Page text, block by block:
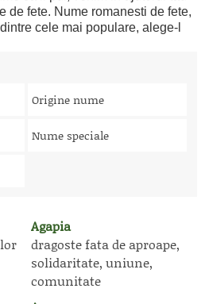
de fete. Nume romanesti de fete,
cele mai populare, alege-l
Origine nume
Nume speciale
Agapia
dragoste fata de aproape,
solidaritate, uniune,
comunitate